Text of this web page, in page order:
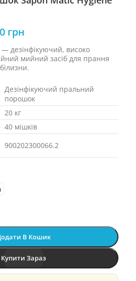
грн
дезінфікуючий, високо
мийний засіб для прання
Дезінфікуючий пральний
порошок
20 кг
40 мішків
900202300066.2
В Кошик
Купити Зараз